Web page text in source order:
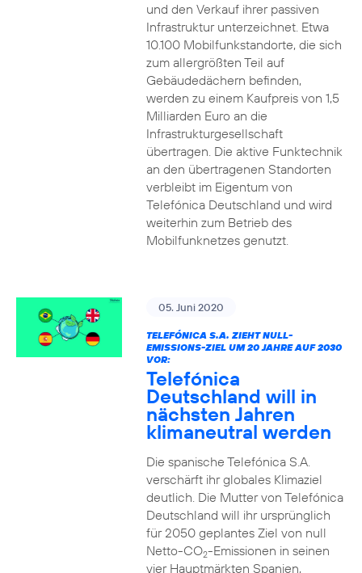
und den Verkauf ihrer passiven
Infrastruktur unterzeichnet. Etwa
10.100 Mobilfunkstandorte, die sich
zum allergrößten Teil auf
Gebäudedächern befinden,
werden zu einem Kaufpreis von 1,5
Milliarden Euro an die
Infrastrukturgesellschaft
übertragen. Die aktive Funktechnik
an den übertragenen Standorten
verbleibt im Eigentum von
Telefónica Deutschland und wird
weiterhin zum Betrieb des
Mobilfunknetzes genutzt.
05. Juni 2020
TELEFÓNICA S.A. ZIEHT NULL-
EMISSIONS-ZIEL UM 20 JAHRE AUF 2030
VOR:
Telefónica
Deutschland will in
nächsten Jahren
klimaneutral werden
Die spanische Telefónica S.A.
verschärft ihr globales Klimaziel
deutlich. Die Mutter von Telefónica
Deutschland will ihr ursprünglich
für 2050 geplantes Ziel von null
Netto-CO2-Emissionen in seinen
vier Hauptmärkten Spanien,